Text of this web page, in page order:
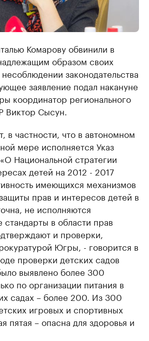
Комарову обвинили в
образом своих
законодательства
заявление подал накануне
координатор регионального
Виктор Сысун.
в частности, что в автономном
мере исполняется Указ
Национальной стратегии
детей на 2012 - 2017
имеющихся механизмов
прав и интересов детей в
не исполняются
в области прав
и проверки,
Югры, - говорится в
проверки детских садов
выявлено более 300
по организации питания в
садах – более 200. Из 300
игровых и спортивных
пятая – опасна для здоровья и